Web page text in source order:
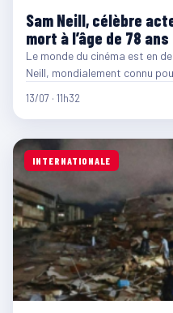
Sam Neill, célèbre
mort à l’âge de 78 ans
Le monde du cinéma est en
Neill, mondialement connu
13/07 · 11h32
INTERNATIONALE